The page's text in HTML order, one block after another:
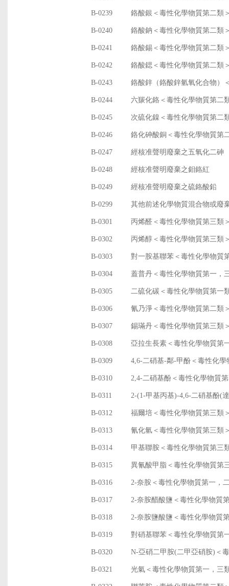
B-0239 鉻酸銀＜毒性化學物質第二類
B-0240 鉻酸鈉＜毒性化學物質第二類
B-0241 鉻酸錫＜毒性化學物質第二類
B-0242 鉻酸鍶＜毒性化學物質第二類
B-0243 鉻酸鋅（鉻酸鋅氫氧化合物）
B-0244 六羰化鉻＜毒性化學物質第二
B-0245 次硫化鎳＜毒性化學物質第二
B-0246 鉻化砷酸銅＜毒性化學物質第
B-0247 經核准聲明廢棄之五氧化二砷
B-0248 經核准聲明廢棄之鉬鉻紅
B-0249 經核准聲明廢棄之硫鉻酸鉛
B-0299 其他前述化學物質混合物或廢
B-0301 丙烯醛＜毒性化學物質第三類
B-0302 丙烯醇＜毒性化學物質第三類
B-0303 對一胺基聯苯＜毒性化學物質
B-0304 蓋普丹＜毒性化學物質第一，
B-0305 二硫化碳＜毒性化學物質第一
B-0306 氰乃淨＜毒性化學物質第二類
B-0307 錫璊丹＜毒性化學物質第三類
B-0308 亞拉生長素＜毒性化學物質第
B-0309 4,6-二硝基-鄰-甲酚＜毒性化學
B-0310 2,4-二硝基酚＜毒性化學物質
B-0311 2-(1-甲基丙基)-4,6-二硝基酚(
B-0312 福爾培＜毒性化學物質第三類
B-0313 氰化氫＜毒性化學物質第三類
B-0314 甲基聯胺＜毒性化學物質第三
B-0315 異氰酸甲脂＜毒性化學物質第
B-0316 2-奈胺＜毒性化學物質第一，
B-0317 2-奈胺醋酸鹽＜毒性化學物質
B-0318 2-奈胺鹽酸鹽＜毒性化學物質
B-0319 對硝基聯苯＜毒性化學物質第
B-0320 N-亞硝二甲胺(二甲亞硝胺)＜
B-0321 光氣＜毒性化學物質第一，三